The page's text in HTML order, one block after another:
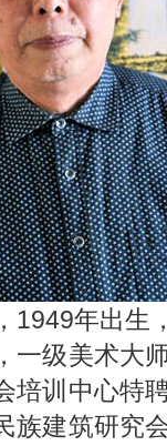
1949年出生
一级美术大
培训中心特
族建筑研究